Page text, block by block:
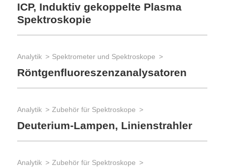
ICP, Induktiv gekoppelte Plasma
Spektroskopie
Analytik Spektrometer und Spektroskope
Röntgenfluoreszenzanalysatoren
Analytik Zubehör für Spektroskope
Deuterium-Lampen, Linienstrahler
Analytik Zubehör für Spektroskope